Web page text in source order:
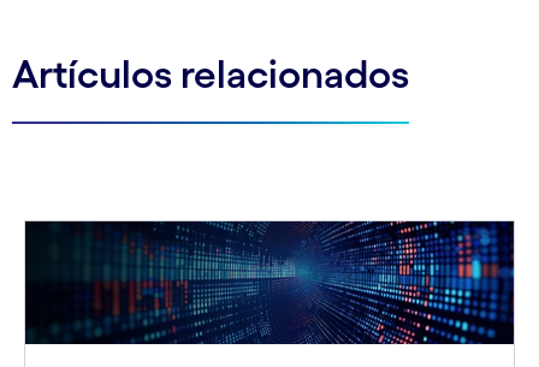
Artículos relacionados